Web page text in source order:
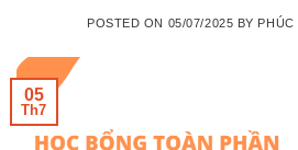
POSTED ON 05/07/2025 BY PHÚC
05
Th7